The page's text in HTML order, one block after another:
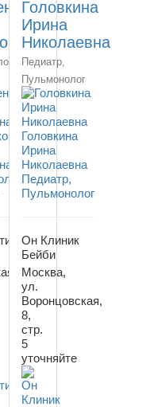
Головкина
Ирина
Николаевна
Педиатр,
Пульмонолог
Головкина
Ирина
Николаевна
Педиатр,
Пульмонолог
Он Клиник
Бейби
Москва,
ул.
Воронцовская,
8,
стр.
5
уточняйте